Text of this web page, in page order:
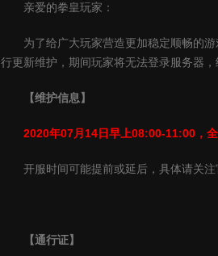
亲爱的拳皇玩家：
为了给广大玩家营造更加稳定顺畅的
行更新维护，期间玩家将无法登录服务器，
【维护信息】
2020年07月 14日早上08:00-11:00 ，
开服时间可能提前或延后，具体请关
【通行证】